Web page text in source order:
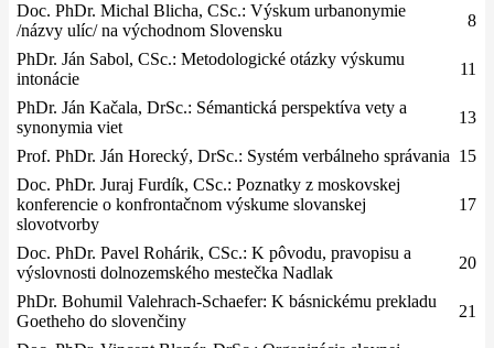
Doc. PhDr. Michal Blicha, CSc.: Výskum urbanonymie
/názvy ulíc/ na východnom Slovensku
8
PhDr. Ján Sabol, CSc.: Metodologické otázky výskumu
intonácie
11
PhDr. Ján Kačala, DrSc.: Sémantická perspektíva vety a
synonymia viet
13
Prof. PhDr. Ján Horecký, DrSc.: Systém verbálneho správania 15
Doc. PhDr. Juraj Furdík, CSc.: Poznatky z moskovskej
konferencie o konfrontačnom výskume slovanskej
slovotvorby
17
Doc. PhDr. Pavel Rohárik, CSc.: K pôvodu, pravopisu a
výslovnosti dolnozemského mestečka Nadlak
20
PhDr. Bohumil Valehrach-Schaefer: K básnickému prekladu
Goetheho do slovenčiny
21